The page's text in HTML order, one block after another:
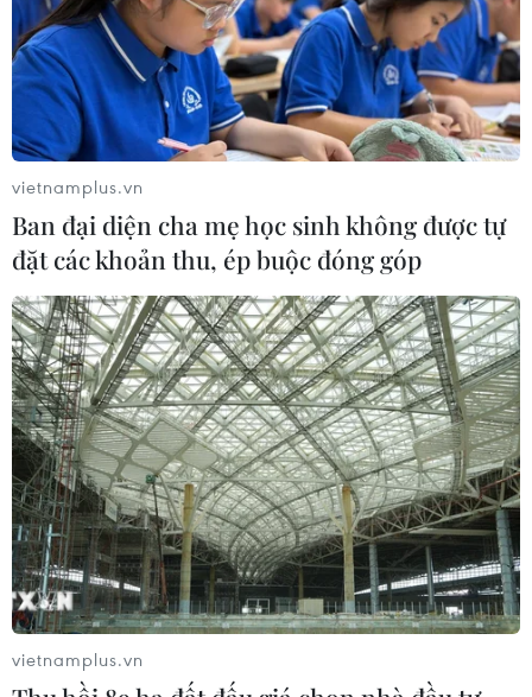
vietnamplus.vn
Ban đại diện cha mẹ học sinh không được tự
đặt các khoản thu, ép buộc đóng góp
vietnamplus.vn